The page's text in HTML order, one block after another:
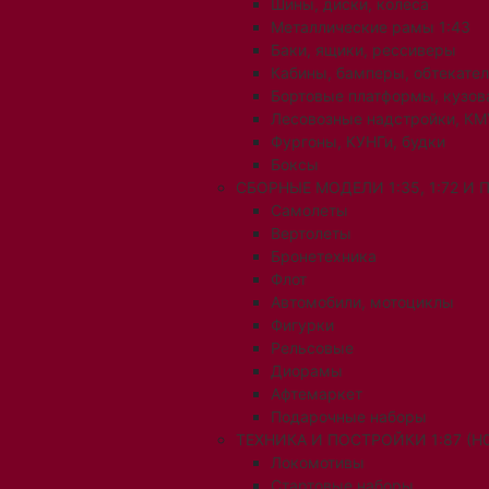
Шины, диски, колеса
Металлические рамы 1:43
Баки, ящики, рессиверы
Кабины, бамперы,
Бортовые платформы,
Лесовозные надстройки,
Фургоны, КУНГи, будки
Боксы
СБОРНЫЕ МОДЕЛИ 1:35, 1:72 И
Самолеты
Вертолеты
Бронетехника
Флот
Автомобили, мотоциклы
Фигурки
Рельсовые
Диорамы
Афтемаркет
Подарочные наборы
ТЕХНИКА И ПОСТРОЙКИ 1:87
Локомотивы
Стартовые наборы